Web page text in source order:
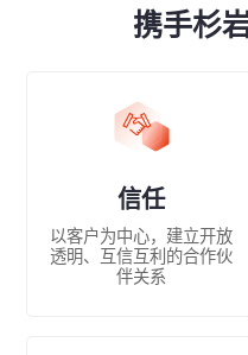
携手杉
信任
以客户为中心，建立开放
透明、互信互利的合作伙
伴关系